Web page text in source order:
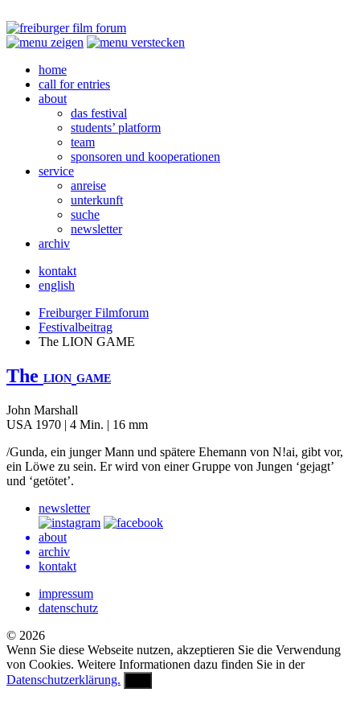
home
call for entries
about
das festival
students’ platform
team
sponsoren und kooperationen
service
anreise
unterkunft
suche
newsletter
archiv
kontakt
english
Freiburger Filmforum
Festivalbeitrag
The LION GAME
The LION GAME
John Marshall
USA 1970 | 4 Min. | 16 mm
/Gunda, ein junger Mann und spätere Ehemann von N!ai, gibt vor,
ein Löwe zu sein. Er wird von einer Gruppe von Jungen ‘gejagt’
und ‘getötet’.
newsletter
about
archiv
kontakt
impressum
datenschutz
© 2026
Wenn Sie diese Webseite nutzen, akzeptieren Sie die Verwendung
von Cookies. Weitere Informationen dazu finden Sie in der
Datenschutzerklärung.